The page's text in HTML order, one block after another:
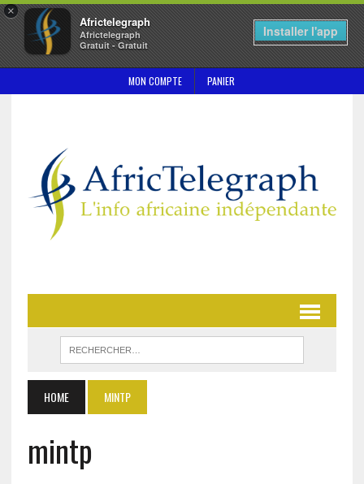
×
Africtelegraph
Africtelegraph
Gratuit - Gratuit
Installer l'app
MON COMPTE PANIER
HOME MINTP
mintp